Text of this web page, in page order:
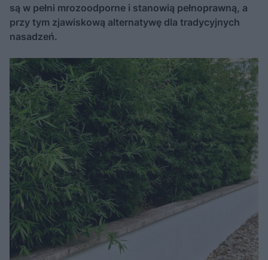
są w pełni mrozoodporne i stanowią pełnoprawną, a
przy tym zjawiskową alternatywę dla tradycyjnych
nasadzeń.